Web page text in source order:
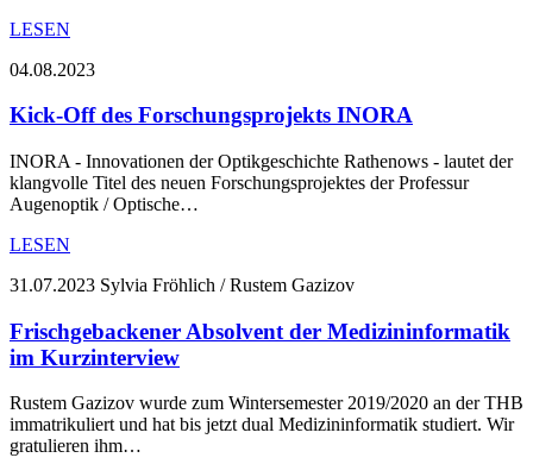
LESEN
04.08.2023
Kick-Off des Forschungsprojekts INORA
INORA - Innovationen der Optikgeschichte Rathenows - lautet der
klangvolle Titel des neuen Forschungsprojektes der Professur
Augenoptik / Optische…
LESEN
31.07.2023 Sylvia Fröhlich / Rustem Gazizov
Frischgebackener Absolvent der Medizininformatik
im Kurzinterview
Rustem Gazizov wurde zum Wintersemester 2019/2020 an der THB
immatrikuliert und hat bis jetzt dual Medizininformatik studiert. Wir
gratulieren ihm…